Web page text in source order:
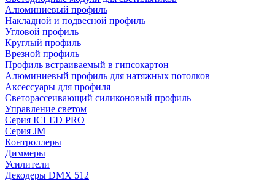
Алюминиевый профиль
Накладной и подвесной профиль
Угловой профиль
Круглый профиль
Врезной профиль
Профиль встраиваемый в гипсокартон
Алюминиевый профиль для натяжных потолков
Аксессуары для профиля
Светорассеивающий силиконовый профиль
Управление светом
Серия ICLED PRO
Серия JM
Контроллеры
Диммеры
Усилители
Декодеры DMX 512